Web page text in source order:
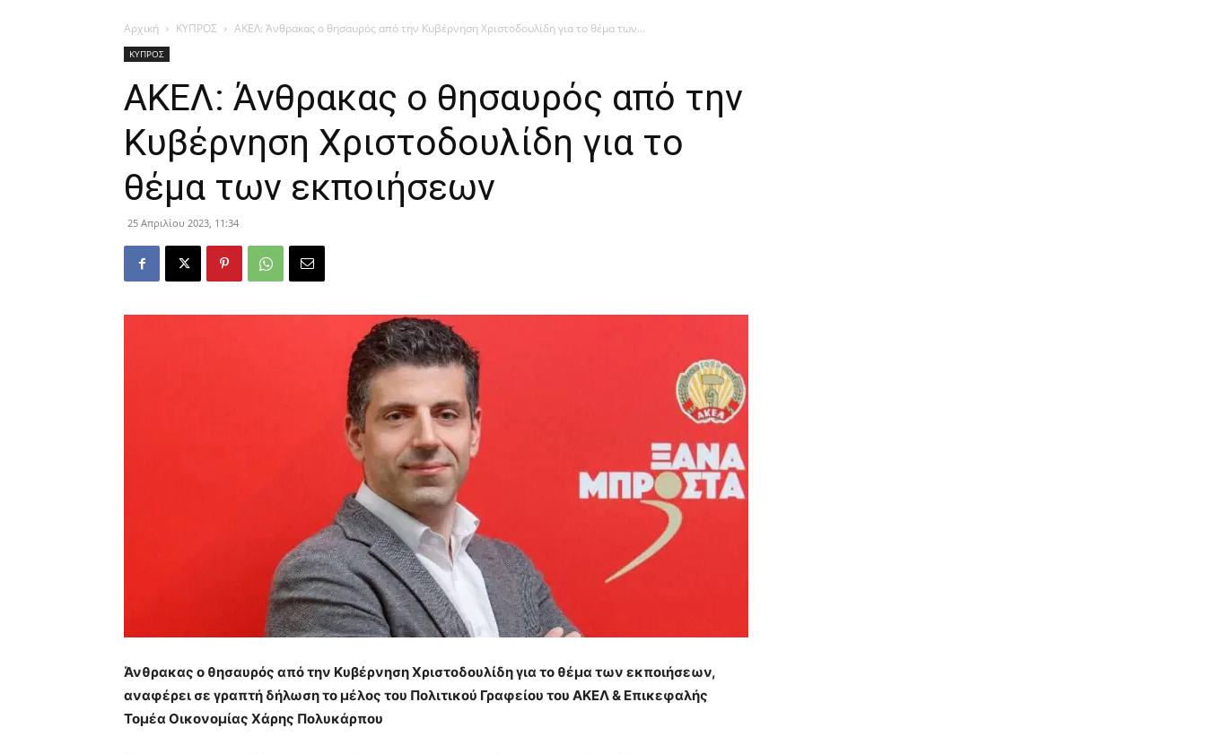
Αρχική ΚΥΠΡΟΣ ΑΚΕΛ: Άνθρακας ο θησαυρός από την Κυβέρνηση Χριστοδουλίδη για το θέμα των...
ΚΥΠΡΟΣ
ΑΚΕΛ: Άνθρακας ο θησαυρός από την
Κυβέρνηση Χριστοδουλίδη για το
θέμα των εκποιήσεων
25 Απριλίου 2023, 11:34
Άνθρακας ο θησαυρός από την Κυβέρνηση Χριστοδουλίδη για το θέμα των εκποιήσεων,
αναφέρει σε γραπτή δήλωση το μέλος του Πολιτικού Γραφείου του ΑΚΕΛ & Επικεφαλής
Τομέα Οικονομίας Χάρης Πολυκάρπου